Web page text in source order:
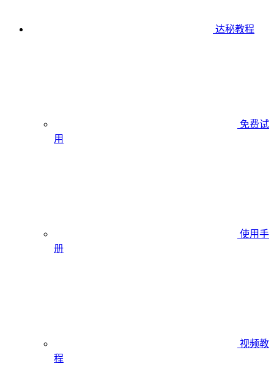
达秘教程
免费试
用
使用手
册
视频教
程